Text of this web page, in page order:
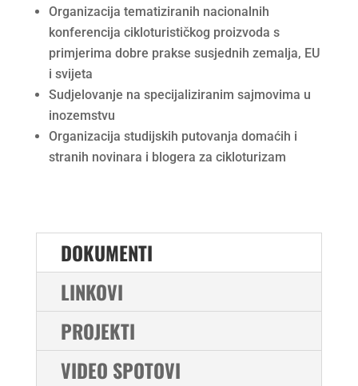
Organizacija tematiziranih nacionalnih
konferencija cikloturističkog proizvoda s
primjerima dobre prakse susjednih zemalja, EU
i svijeta
Sudjelovanje na specijaliziranim sajmovima u
inozemstvu
Organizacija studijskih putovanja domaćih i
stranih novinara i blogera za cikloturizam
DOKUMENTI
LINKOVI
PROJEKTI
VIDEO SPOTOVI